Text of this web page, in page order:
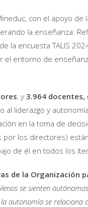
con el apoyo de
la enseñanza:
la encuesta TALIS
el entorno de
, y 3.964
al liderazgo y
en la toma de
los directores)
de él en todos los
de la Organización
se sienten
autonomía se relaciona